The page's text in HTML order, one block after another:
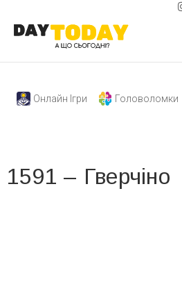
Онлайн Ігри Головоломки
1591 – Гверчіно